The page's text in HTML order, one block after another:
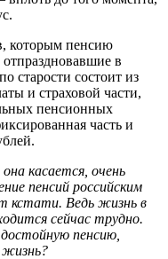
которым пенсию
в
старости состоит из
и страховой части,
пенсионных
часть и
касается, очень
пенсий российским
кстати. Ведь жизнь в
сейчас трудно.
пенсию,
жизнь?